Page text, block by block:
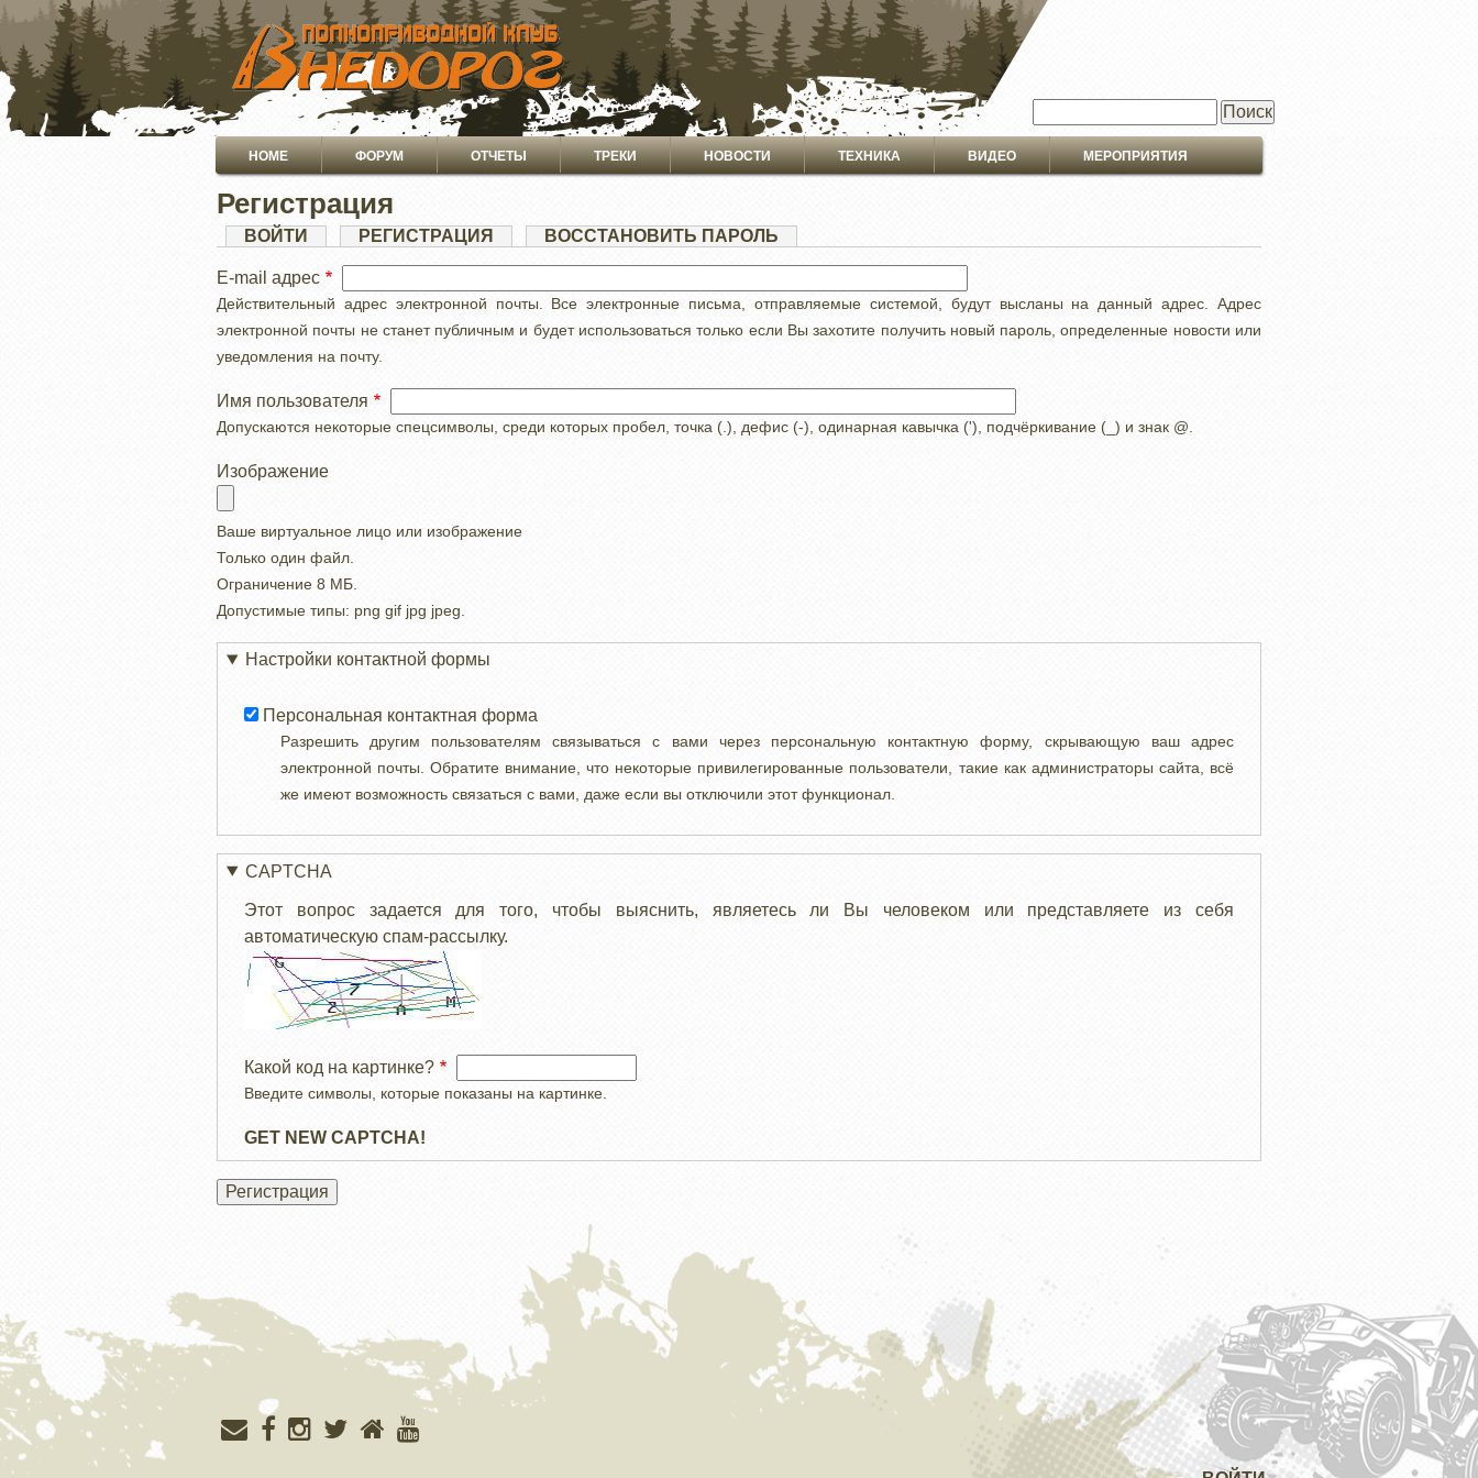
ПЕРЕЙТИ
ОСНОВНОМУ
СОДЕРЖАНИЮ
Основная
навигация
HOME ФОРУМ ОТЧЕТЫ ТРЕКИ НОВОСТИ ТЕХНИКА ВИДЕО МЕРОПРИЯТИЯ
Регистрация
Главные
вкладки
ВОЙТИ РЕГИСТРАЦИЯ
(АКТИВНАЯ
ВОССТАНОВИТЬ ПАРОЛЬ
E-mail адрес
Действительный адрес электронной почты. Все электронные письма, отправляемые системой, будут высланы на данный адрес. Адрес
электронной почты не станет публичным и будет использоваться только если Вы захотите получить новый пароль, определенные новости или
уведомления на почту.
Имя пользователя
Допускаются некоторые спецсимволы, среди которых пробел, точка (.), дефис (-), одинарная кавычка ('), подчёркивание (_) и знак @.
Изображение
Ваше виртуальное лицо или изображение
Только один файл.
Ограничение 8 МБ.
Допустимые типы: png gif jpg jpeg.
Настройки контактной формы
Персональная контактная форма
Разрешить другим пользователям связываться с вами через персональную контактную форму, скрывающую ваш адрес
электронной почты. Обратите внимание, что некоторые привилегированные пользователи, такие как администраторы сайта, всё
же имеют возможность связаться с вами, даже если вы отключили этот функционал.
CAPTCHA
Этот вопрос задается для того, чтобы выяснить, являетесь ли Вы человеком или представляете из себя
автоматическую спам-рассылку.
Какой код на картинке?
Введите символы, которые показаны на картинке.
GET NEW CAPTCHA!